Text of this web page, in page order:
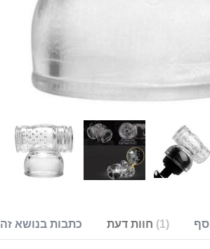
1 חוות דעת כתבות בנושא זה